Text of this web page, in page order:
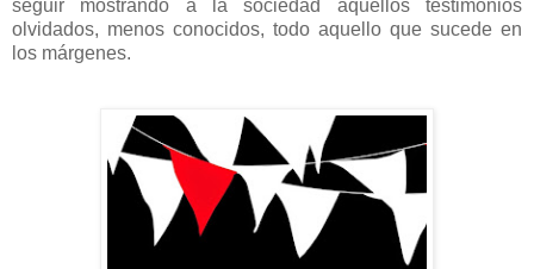
seguir mostrando a la sociedad aquellos testimonios
olvidados, menos conocidos, todo aquello que sucede en
los márgenes.